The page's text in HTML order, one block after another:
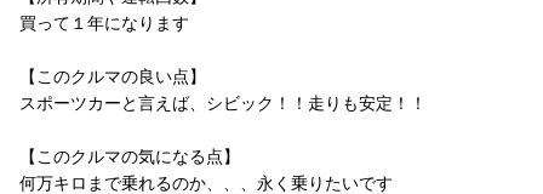
買って１年になります
【このクルマの良い点】
スポーツカーと言えば、シビック！！走りも安定！！
【このクルマの気になる点】
何万キロまで乗れるのか、、、永く乗りたいです